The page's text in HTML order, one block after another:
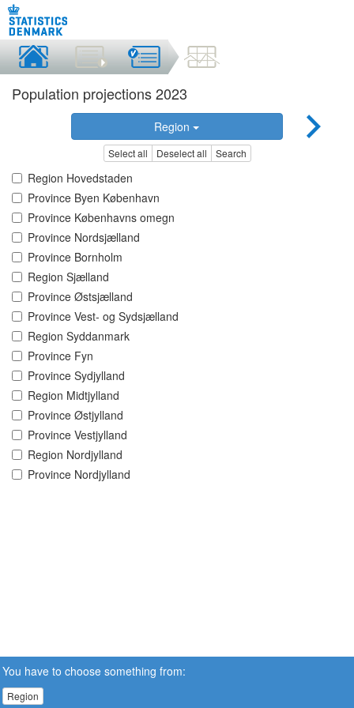
Population projections 2023
Region
Select all Deselect all Search
Region Hovedstaden
Province Byen København
Province Københavns omegn
Province Nordsjælland
Province Bornholm
Region Sjælland
Province Østsjælland
Province Vest- og Sydsjælland
Region Syddanmark
Province Fyn
Province Sydjylland
Region Midtjylland
Province Østjylland
Province Vestjylland
Region Nordjylland
Province Nordjylland
You have to choose something from:
Region